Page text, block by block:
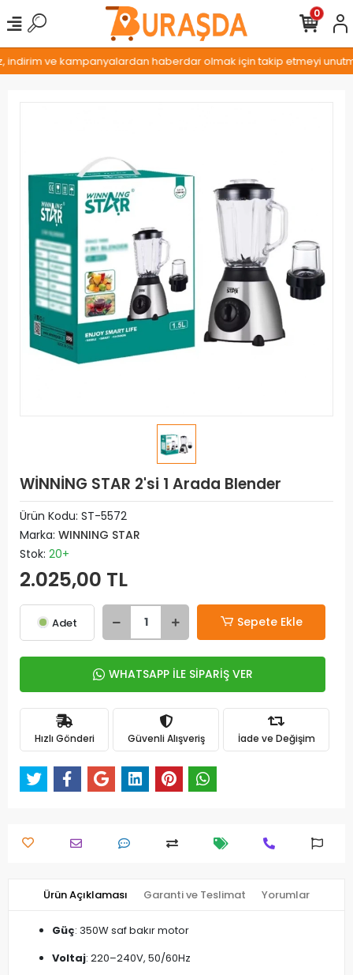
ve kampanyalardan haberdar olmak için takip etmeyi
0
WİNNİNG STAR 2'si 1 Arada Blender
Ürün Kodu: ST-5572
Marka: WINNING STAR
Stok: 20+
2.025,00 TL
Adet Sepete Ekle
WHATSAPP İLE SİPARİŞ VER
Hızlı Gönderi Güvenli Alışveriş İade ve Değişim
Ürün Açıklaması Garanti ve Teslimat Yorumlar
Güç: 350W saf bakır motor
Voltaj: 220–240V, 50/60Hz